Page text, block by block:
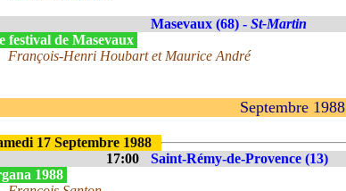
Masevaux (68) - St-Martin
festival de Masevaux
François-Henri Houbart et Maurice André
Septembre 1988
17 Septembre 1988
17:00
Saint-Rémy-de-Provence (13)
1988